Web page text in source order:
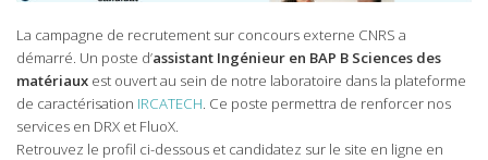
La campagne de recrutement sur concours externe CNRS a
démarré. Un poste d’assistant Ingénieur en BAP B Sciences des
matériaux est ouvert au sein de notre laboratoire dans la plateforme
de caractérisation IRCATECH. Ce poste permettra de renforcer nos
services en DRX et FluoX.
Retrouvez le profil ci-dessous et candidatez sur le site en ligne en